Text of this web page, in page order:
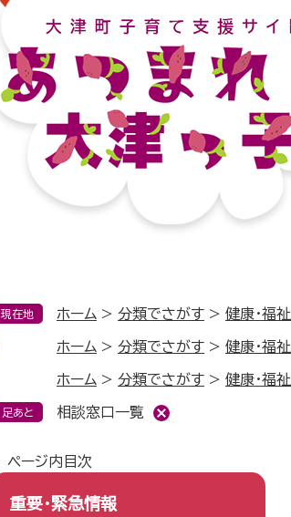
現在地 ホーム > 分類でさがす > 健康・福祉
ホーム > 分類でさがす > 健康・福祉
ホーム > 分類でさがす > 健康・福祉
足あと 相談窓口一覧
ページ内目次
重要・緊急情報